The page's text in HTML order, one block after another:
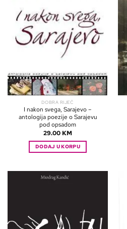
DOBRA RIJEČ
I nakon svega, Sarajevo –
antologija poezije o Sarajevu
pod opsadom
29.00 KM
DODAJ U KORPU